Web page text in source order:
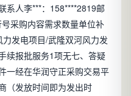
系人李***：158****2819邮
采购内容需求数量单位补
发电项目/武隆双河风力发
续报批服务1项无七、答疑
一经在华润守正采购交易平
（发放时间即为发出时